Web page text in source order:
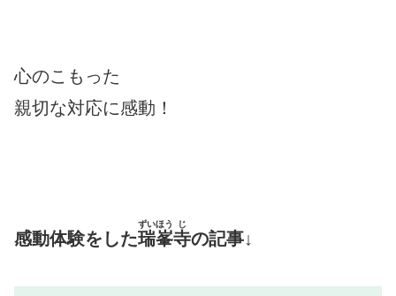
心のこもった
親切な対応に感動！
感動体験をした瑞峯
ずいほう
寺
じ
の記事↓